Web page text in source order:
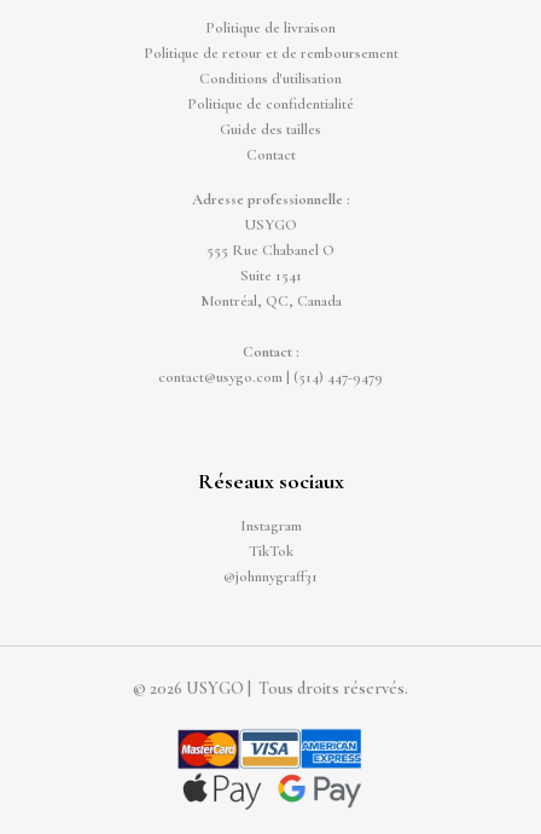
Politique de livraison
Politique de retour et de remboursement
Conditions d'utilisation
Politique de confidentialité
Guide des tailles
Contact
Adresse professionnelle :
USYGO
555 Rue Chabanel O
Suite 1541
Montréal, QC, Canada
Contact :
contact@usygo.com | (514) 447-9479
Réseaux sociaux
Instagram
TikTok
@johnnygraff31
© 2026 USYGO | Tous droits réservés.